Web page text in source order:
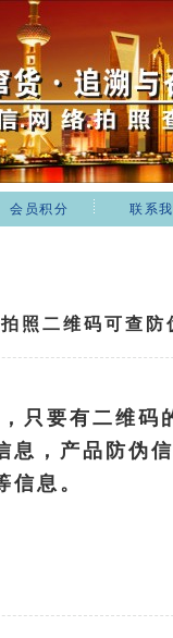
会员积分 联系
照二维码可查防
只要有二维码
息，产品防伪
信息。